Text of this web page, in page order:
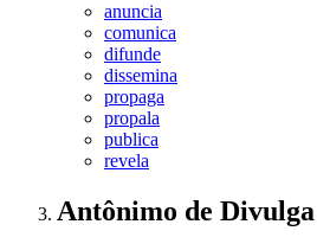
anuncia
comunica
difunde
dissemina
propaga
propala
publica
revela
Antônimo de Divulga